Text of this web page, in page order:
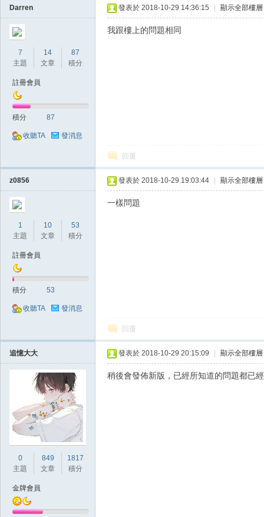
Darren
7
主題
14
文章
87
積分
註冊會員
積分 87
收聽TA 發消息
發表於 2018-10-29 14:36:15 顯示全部樓層
我跟樓上的問題相同
回覆
z0856
1
主題
10
文章
53
積分
註冊會員
積分 53
收聽TA 發消息
發表於 2018-10-29 19:03:44 顯示全部樓層
一樣問題
回覆
追憶大大
0
主題
849
文章
1817
積分
金牌會員
發表於 2018-10-29 20:15:09 顯示全部樓層
稍後會發佈新版，已經所知道的問題都已